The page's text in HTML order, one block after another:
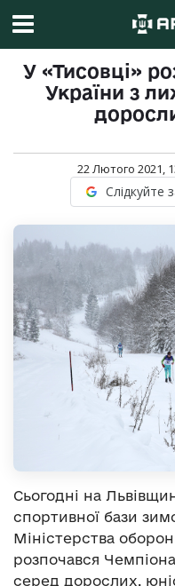
У «Тисовці»
України з
22 Лютого 2021,
Слідкуйте
Сьогодні на
спортивної бази
Міністерства
розпочався
серед дорослих,